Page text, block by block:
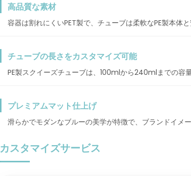
高品質な素材
容器は割れにくいPET製で、チューブは柔軟なPE製本体
チューブの長さをカスタマイズ可能
PE製スクイーズチューブは、100mlから240mlまでの容
プレミアムマット仕上げ
滑らかでモダンなブルーの美学が特徴で、ブランドイメ
カスタマイズサービス